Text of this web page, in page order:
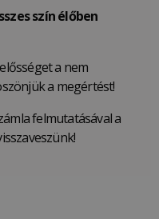
szín élőben
a nem
a megértést!
felmutatásával a